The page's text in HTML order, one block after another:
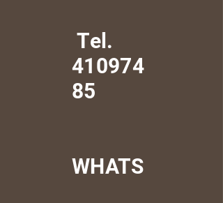
Tel.
410974
85
WHATS